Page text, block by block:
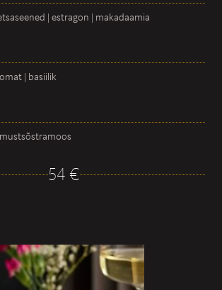
| estragon | makadaamia
| basiilik
54 €